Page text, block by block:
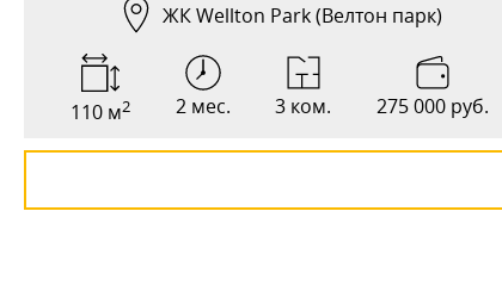
ЖК Wellton Park (Велтон парк)
110 м2 2 мес. 3 ком. 275 000 руб.